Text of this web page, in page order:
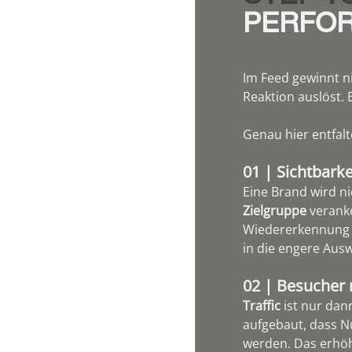
Im Feed gewinnt
Reaktion auslöst.
Genau hier
01 |
Eine Brand wird
Zielgruppe
in die engere
02 | Besucher
Traffic ist nur
aufgebaut, dass
werden. Das